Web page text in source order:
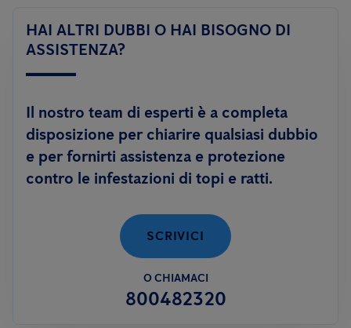
Le aziendeinvece, sono tenute a rispettare quanto previsto
dalle normative vigenti e dagli standard di certificazione
il rispetto degli standard igienico-sanitari.
soluzioni innovative, prive di sostanze tossiche, quali il sistema
Smart.
HAI ALTRI DUBBI O HAI BISOGNO DI
ASSISTENZA?
Il nostro team di esperti è a completa
disposizione per chiarire qualsiasi dubbio
e per fornirti assistenza e protezione
contro le infestazioni di topi e ratti.
SCRIVICI
O CHIAMACI
800482320